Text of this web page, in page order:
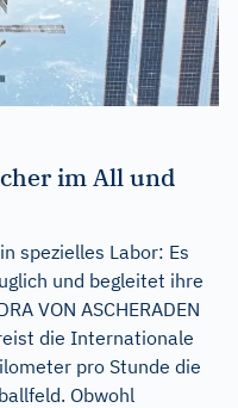
im All und
spezielles Labor: Es
und begleitet ihre
VON ASCHERADEN
die Internationale
pro Stunde die
Obwohl